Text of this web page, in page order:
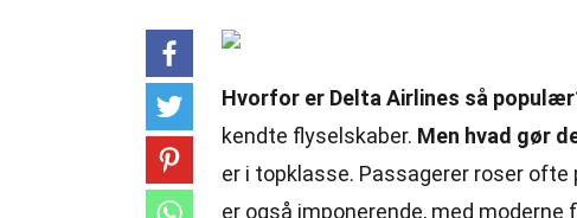
Hvorfor er Delta Airlines så
kendte flyselskaber. Men hvad gør
er i topklasse. Passagerer roser
er også imponerende, med moderne